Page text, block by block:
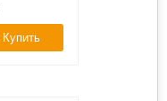
Купить